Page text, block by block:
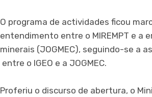
O programa de actividades ficou
entendimento entre o MIREMPT e a
minerais (JOGMEC), seguindo-se a
entre o IGEO e a JOGMEC.
Proferiu o discurso de abertura, o